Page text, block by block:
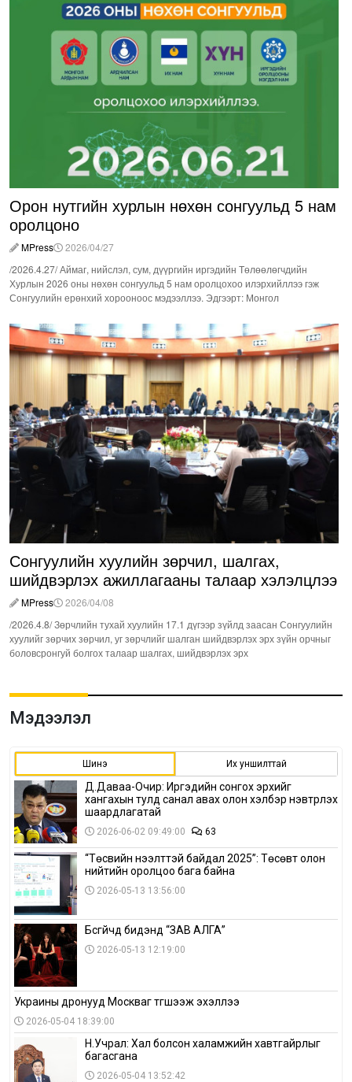
Орон нутгийн хурлын нөхөн сонгуульд 5 нам
оролцоно
MPress
2026/04/27
/2026.4.27/ Аймаг, нийслэл, сум, дүүргийн иргэдийн Төлөөлөгчдийн
Хурлын 2026 оны нөхөн сонгуульд 5 нам оролцохоо илэрхийллээ гэж
Сонгуулийн ерөнхий хорооноос мэдээллээ. Эдгээрт: Монгол
Сонгуулийн хуулийн зөрчил, шалгах,
шийдвэрлэх ажиллагааны талаар хэлэлцлээ
MPress
2026/04/08
/2026.4.8/ Зөрчлийн тухай хуулийн 17.1 дүгээр зүйлд заасан Сонгуулийн
хуулийг зөрчих зөрчил, уг зөрчлийг шалган шийдвэрлэх эрх зүйн орчныг
боловсронгуй болгох талаар шалгах, шийдвэрлэх эрх
Мэдээлэл
Шинэ Их уншилттай
Д.Даваа-Очир: Иргэдийн сонгох эрхийг
хангахын тулд санал авах олон хэлбэр нэвтрүүлэх
шаардлагатай
2026-06-02 09:49:00 63
“Төсвийн нээлттэй байдал 2025”: Төсөвт олон
нийтийн оролцоо бага байна
2026-05-13 13:56:00
Бүсгүйчүүд бидэнд “ЗАВ АЛГА”
2026-05-13 12:19:00
Украины дронууд Москваг түгшээж эхэллээ
2026-05-04 18:39:00
Н.Учрал: Хал болсон халамжийн хавтгайрлыг
багасгана
2026-05-04 13:52:42